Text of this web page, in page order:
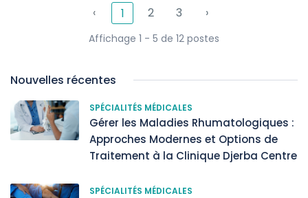
‹ 1 2 3 ›
Affichage 1 - 5 de 12 postes
Nouvelles récentes
SPÉCIALITÉS MÉDICALES
Gérer les Maladies Rhumatologiques :
Approches Modernes et Options de
Traitement à la Clinique Djerba Centre
SPÉCIALITÉS MÉDICALES